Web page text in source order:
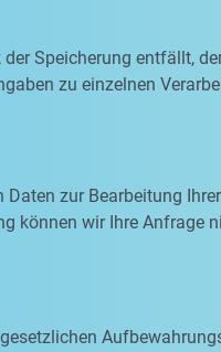
Speicherung entfällt,
zu einzelnen
zur Bearbeitung
können wir Ihre Anfrage